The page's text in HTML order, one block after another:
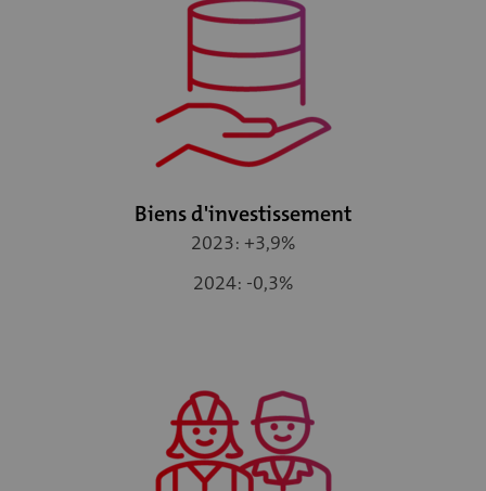
Biens d'investissement
2023: +3,9%
2024: -0,3%